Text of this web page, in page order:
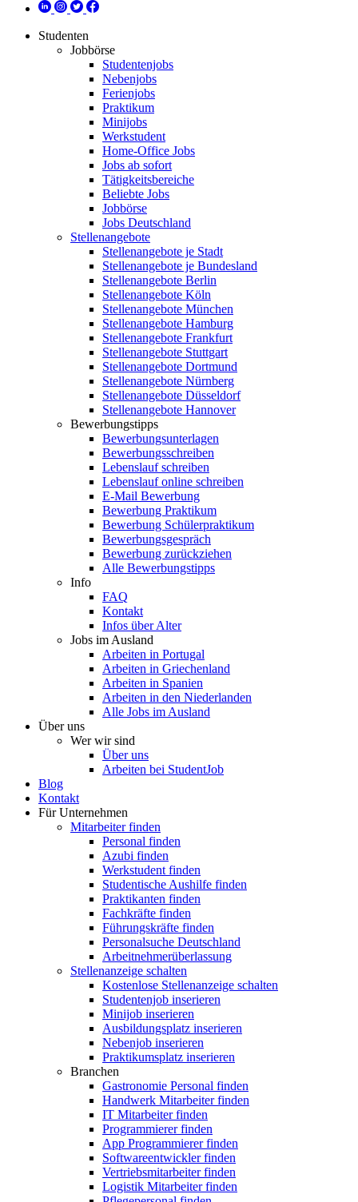
Studenten
Jobbörse
Studentenjobs
Nebenjobs
Ferienjobs
Praktikum
Minijobs
Werkstudent
Home-Office Jobs
Jobs ab sofort
Tätigkeitsbereiche
Beliebte Jobs
Jobbörse
Jobs Deutschland
Stellenangebote
Stellenangebote je Stadt
Stellenangebote je Bundesland
Stellenangebote Berlin
Stellenangebote Köln
Stellenangebote München
Stellenangebote Hamburg
Stellenangebote Frankfurt
Stellenangebote Stuttgart
Stellenangebote Dortmund
Stellenangebote Nürnberg
Stellenangebote Düsseldorf
Stellenangebote Hannover
Bewerbungstipps
Bewerbungsunterlagen
Bewerbungsschreiben
Lebenslauf schreiben
Lebenslauf online schreiben
E-Mail Bewerbung
Bewerbung Praktikum
Bewerbung Schülerpraktikum
Bewerbungsgespräch
Bewerbung zurückziehen
Alle Bewerbungstipps
Info
FAQ
Kontakt
Infos über Alter
Jobs im Ausland
Arbeiten in Portugal
Arbeiten in Griechenland
Arbeiten in Spanien
Arbeiten in den Niederlanden
Alle Jobs im Ausland
Über uns
Wer wir sind
Über uns
Arbeiten bei StudentJob
Blog
Kontakt
Für Unternehmen
Mitarbeiter finden
Personal finden
Azubi finden
Werkstudent finden
Studentische Aushilfe finden
Praktikanten finden
Fachkräfte finden
Führungskräfte finden
Personalsuche Deutschland
Arbeitnehmerüberlassung
Stellenanzeige schalten
Kostenlose Stellenanzeige schalten
Studentenjob inserieren
Minijob inserieren
Ausbildungsplatz inserieren
Nebenjob inserieren
Praktikumsplatz inserieren
Branchen
Gastronomie Personal finden
Handwerk Mitarbeiter finden
IT Mitarbeiter finden
Programmierer finden
App Programmierer finden
Softwareentwickler finden
Vertriebsmitarbeiter finden
Logistik Mitarbeiter finden